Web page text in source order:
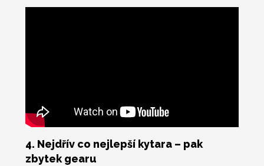
4. Nejdřív co nejlepší kytara – pak
zbytek gearu